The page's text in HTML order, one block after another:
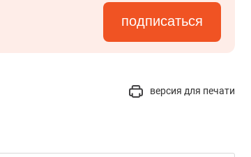
подписаться
версия для печати